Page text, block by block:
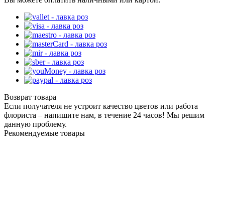
Возврат товара
Если получателя не устроит качество цветов или работа
флориста – напишите нам, в течение 24 часов! Мы решим
данную проблему.
Рекомендуемые товары